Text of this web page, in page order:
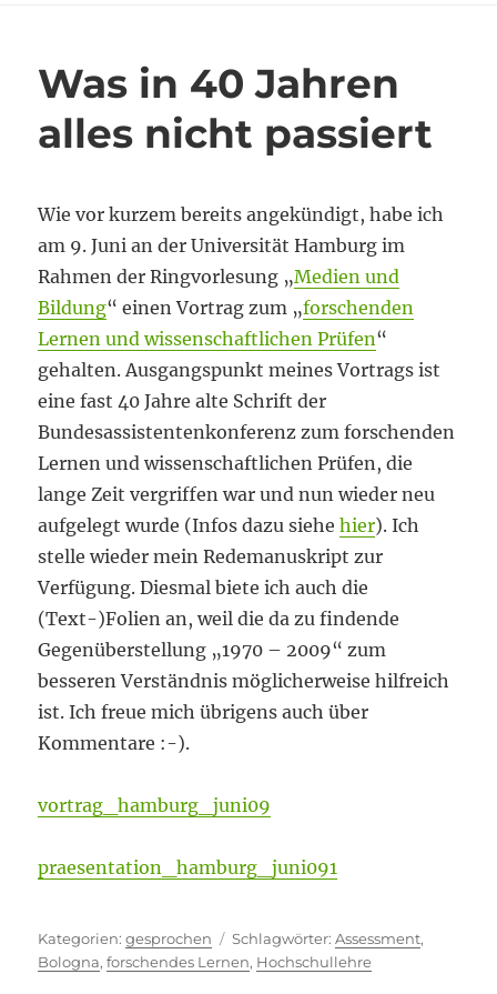
Was in 40 Jahren
alles nicht passiert
Wie vor kurzem bereits angekündigt, habe ich
am 9. Juni an der Universität Hamburg im
Rahmen der Ringvorlesung „Medien und
Bildung“ einen Vortrag zum „forschenden
Lernen und wissenschaftlichen Prüfen“
gehalten. Ausgangspunkt meines Vortrags ist
eine fast 40 Jahre alte Schrift der
Bundesassistentenkonferenz zum forschenden
Lernen und wissenschaftlichen Prüfen, die
lange Zeit vergriffen war und nun wieder neu
aufgelegt wurde (Infos dazu siehehier). Ich
stelle wieder mein Redemanuskript zur
Verfügung. Diesmal biete ich auch die
(Text-)Folien an, weil die da zu findende
Gegenüberstellung „1970 – 2009“ zum
besseren Verständnis möglicherweise hilfreich
ist. Ich freue mich übrigens auch über
Kommentare :-).
vortrag_hamburg_juni09
praesentation_hamburg_juni091
Kategorien
gesprochen Schlagwörter
Assessment,
Bologna,forschendes Lernen, Hochschullehre